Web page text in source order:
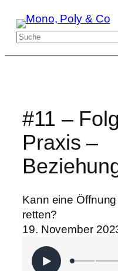
Inhalt
springen
Suchen
#11 –
Praxis –
Kann eine
retten?
19. November